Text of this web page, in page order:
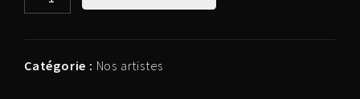
de
-Catégorie : Nos artistes